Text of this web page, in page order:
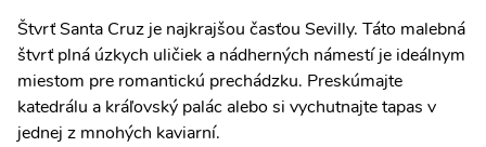
Štvrť Santa Cruz je najkrajšou časťou Sevilly. Táto malebná
štvrť plná úzkych uličiek a nádherných námestí je ideálnym
miestom pre romantickú prechádzku. Preskúmajte
katedrálu a kráľovský palác alebo si vychutnajte tapas v
jednej z mnohých kaviarní.